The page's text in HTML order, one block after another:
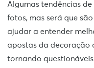
Algumas tendências
fotos, mas será que
ajudar a entender
apostas da decoração
tornando